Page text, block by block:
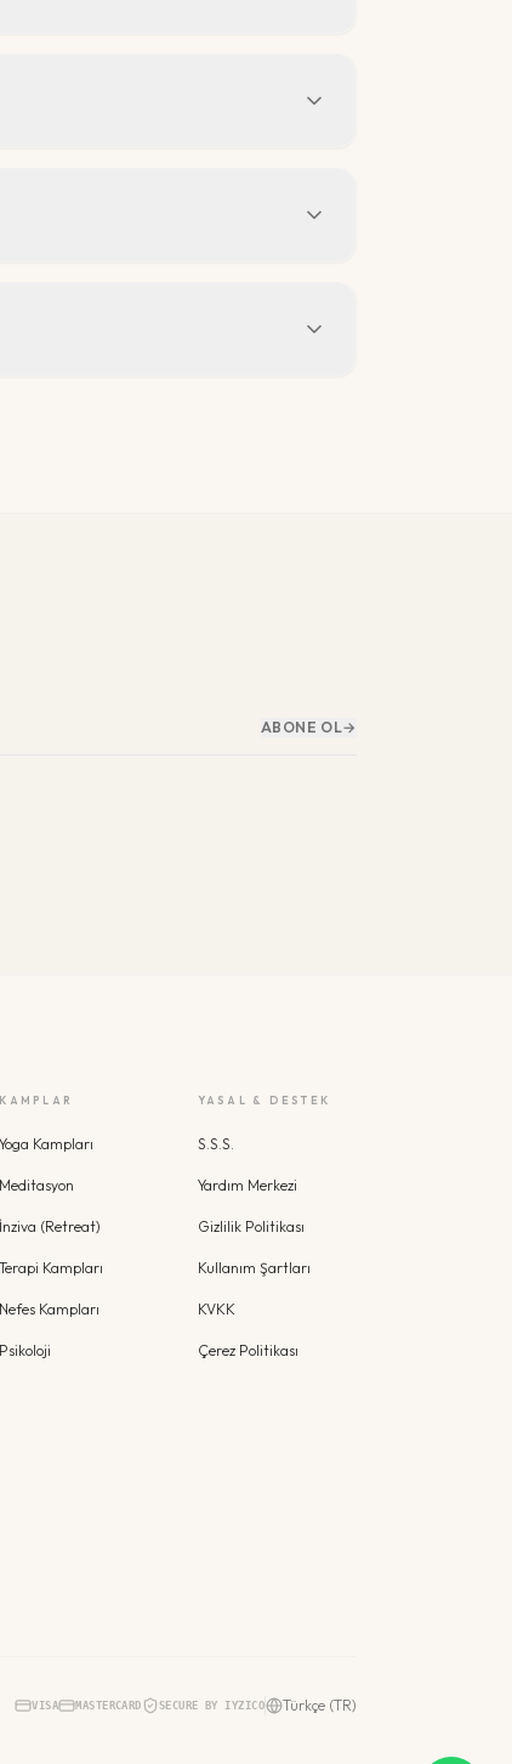
ABONE OL→
KAMPLAR
Yoga Kampları
Meditasyon
İnziva (Retreat)
Terapi Kampları
Nefes Kampları
Psikoloji
YASAL & DESTEK
S.S.S.
Yardım Merkezi
Gizlilik Politikası
Kullanım Şartları
KVKK
Çerez Politikası
VISA MASTERCARD SECURE BY IYZICO Türkçe (TR)